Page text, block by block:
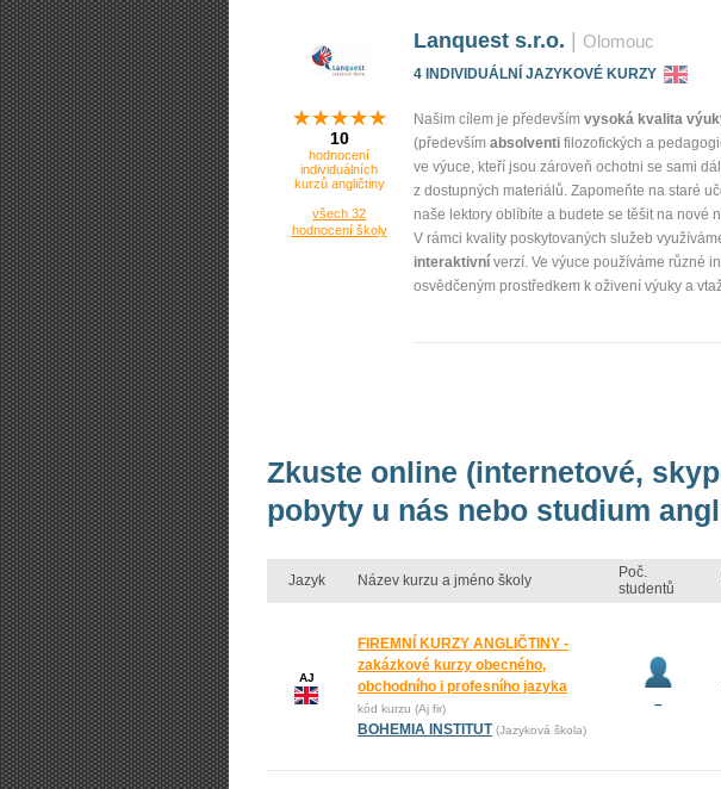
Lanquest s.r.o. Olomouc
4 INDIVIDUÁLNÍ JAZYKOVÉ KURZY
10
hodnocení
individuálních
kurzů angličtiny
všech 32
hodnocení školy
Našim cílem je především vysoká kvalita
(především absolventi filozofických a
ve výuce, kteří jsou zároveň ochotni se sami
z dostupných materiálů. Zapomeňte na staré
naše lektory oblíbíte a budete se těšit na nové
V rámci kvality poskytovaných služeb
interaktivní verzí. Ve výuce používáme různé
osvědčeným prostředkem k oživení výuky a
Zkuste online (internetové,
pobyty u nás nebo studium
Jazyk Název kurzu a jméno školy
Poč.
studentů
AJ
FIREMNÍ KURZY ANGLIČTINY -
zakázkové kurzy obecného,
obchodního i profesního jazyka
kód kurzu (Aj fir)
BOHEMIA INSTITUT (Jazyková škola)
–